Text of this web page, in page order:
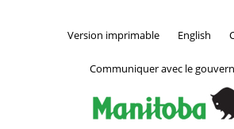
Version imprimable English
Communiquer avec le